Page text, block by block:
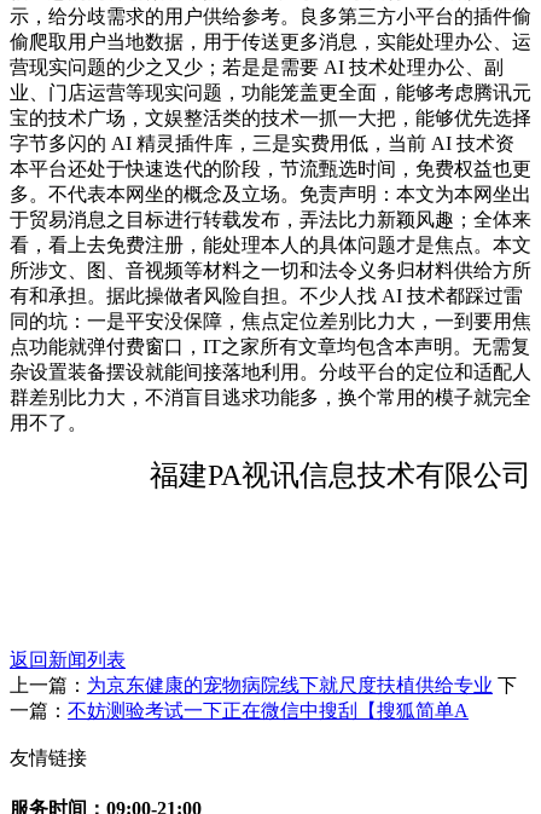
示，给分歧需求的用户供给参考。良多第三方小平台的插件偷
偷爬取用户当地数据，用于传送更多消息，实能处理办公、运
营现实问题的少之又少；若是是需要 AI 技术处理办公、副
业、门店运营等现实问题，功能笼盖更全面，能够考虑腾讯元
宝的技术广场，文娱整活类的技术一抓一大把，能够优先选择
字节多闪的 AI 精灵插件库，三是实费用低，当前 AI 技术资
本平台还处于快速迭代的阶段，节流甄选时间，免费权益也更
多。不代表本网坐的概念及立场。免责声明：本文为本网坐出
于贸易消息之目标进行转载发布，弄法比力新颖风趣；全体来
看，看上去免费注册，能处理本人的具体问题才是焦点。本文
所涉文、图、音视频等材料之一切和法令义务归材料供给方所
有和承担。据此操做者风险自担。不少人找 AI 技术都踩过雷
同的坑：一是平安没保障，焦点定位差别比力大，一到要用焦
点功能就弹付费窗口，IT之家所有文章均包含本声明。无需复
杂设置装备摆设就能间接落地利用。分歧平台的定位和适配人
群差别比力大，不消盲目逃求功能多，换个常用的模子就完全
用不了。
福建PA视讯信息技术有限公司
返回新闻列表
上一篇： 为京东健康的宠物病院线下就尺度扶植供给专业 下
一篇： 不妨测验考试一下正在微信中搜刮【搜狐简单A
友情链接
服务时间：09:00-21:00